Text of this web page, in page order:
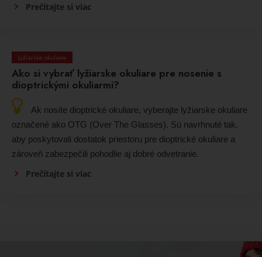
Prečítajte si viac
Lyžiarske okuliare
Ako si vybrať lyžiarske okuliare pre nosenie s
dioptrickými okuliarmi?
Ak nosíte dioptrické okuliare, vyberajte lyžiarske okuliare
označené ako OTG (Over The Glasses). Sú navrhnuté tak,
aby poskytovali dostatok priestoru pre dioptrické okuliare a
zároveň zabezpečili pohodlie aj dobré odvetranie.
Prečítajte si viac